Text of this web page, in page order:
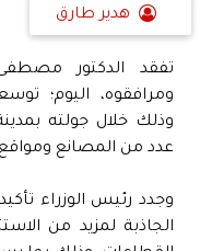
هدير طارق
تفقد الدكتور
ومرافقوه، اليوم؛
وذلك خلال جولته
عدد من المصانع ومواقع
وجدد رئيس الوزراء
الجاذبة لمزيد من